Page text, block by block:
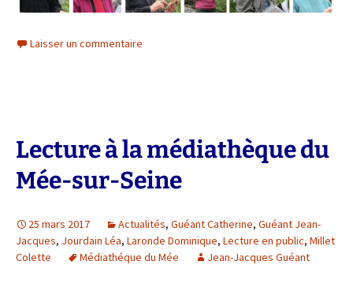
Laisser un commentaire
Lecture à la médiathèque du
Mée-sur-Seine
25 mars 2017 Actualités, Guéant Catherine, Guéant Jean-
Jacques, Jourdain Léa, Laronde Dominique, Lecture en public, Millet
Colette
Médiathéque du Mée Jean-Jacques Guéant